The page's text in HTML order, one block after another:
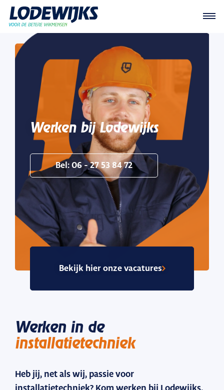
Werken bij Lodewijks
Bekijk hier onze vacatures
Bel: 06 - 27 53 84 72
Werken in de
installatietechniek
Heb jij, net als wij, passie voor